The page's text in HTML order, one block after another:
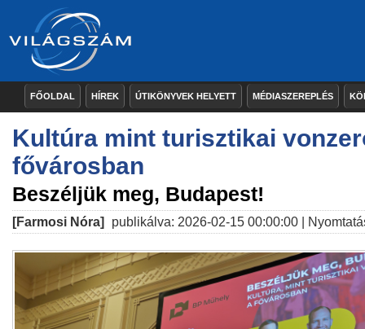
FŐOLDAL HÍREK ÚTIKÖNYVEK HELYETT MÉDIASZEREPLÉS
Kultúra mint turisztikai
fővárosban
Beszéljük meg, Budapest!
[Farmosi Nóra] publikálva: 2026-02-15 00:00:00 |